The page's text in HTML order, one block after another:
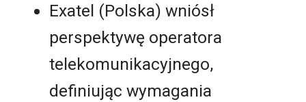
Exatel (Polska) wniósł
perspektywę operatora
telekomunikacyjnego,
definiując wymagania